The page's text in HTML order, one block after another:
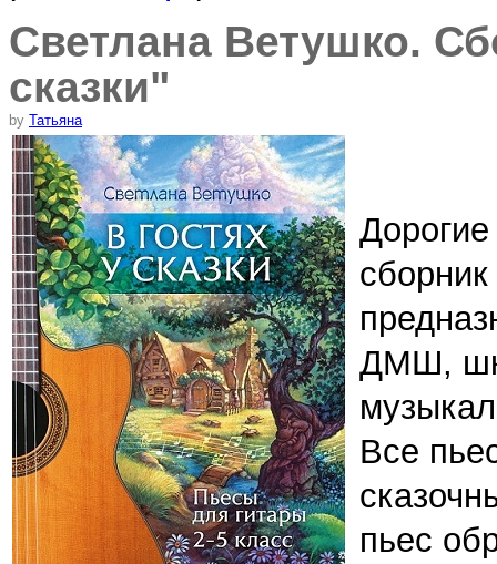
Светлана Ветушко.
сказки"
by Татьяна
ДМШ,
Все
пьес